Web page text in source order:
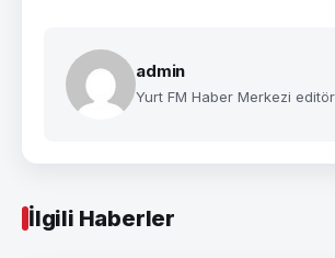
admin
Yurt FM Haber Merkezi
İlgili Haberler